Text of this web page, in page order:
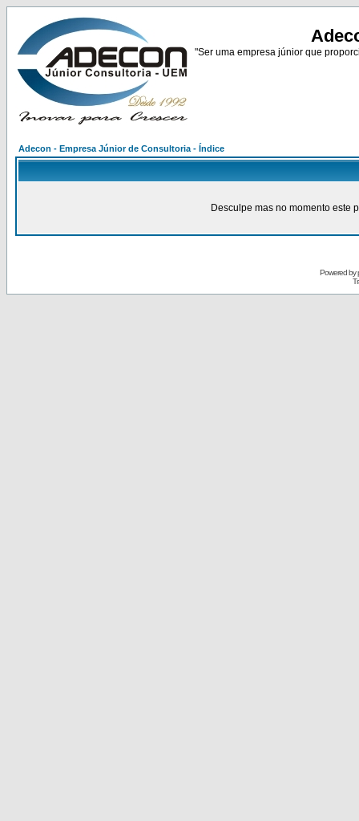
"Ser uma empresa júnior que
Adecon - Empresa Júnior de Consultoria - Índice
Desculpe mas no momento este
Powered by